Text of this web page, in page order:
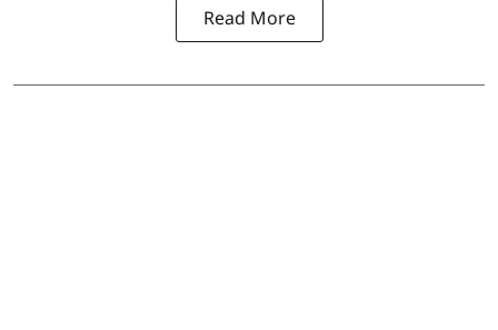
Read More